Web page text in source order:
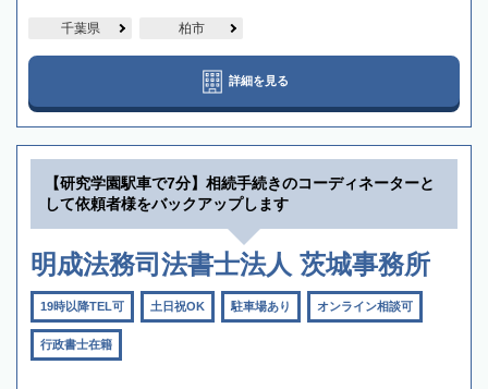
千葉県 柏市
詳細を見る
【研究学園駅車で7分】相続手続きのコーディネーターと
して依頼者様をバックアップします
明成法務司法書士法人 茨城事務所
19時以降TEL可 土日祝OK 駐車場あり オンライン相談可
行政書士在籍